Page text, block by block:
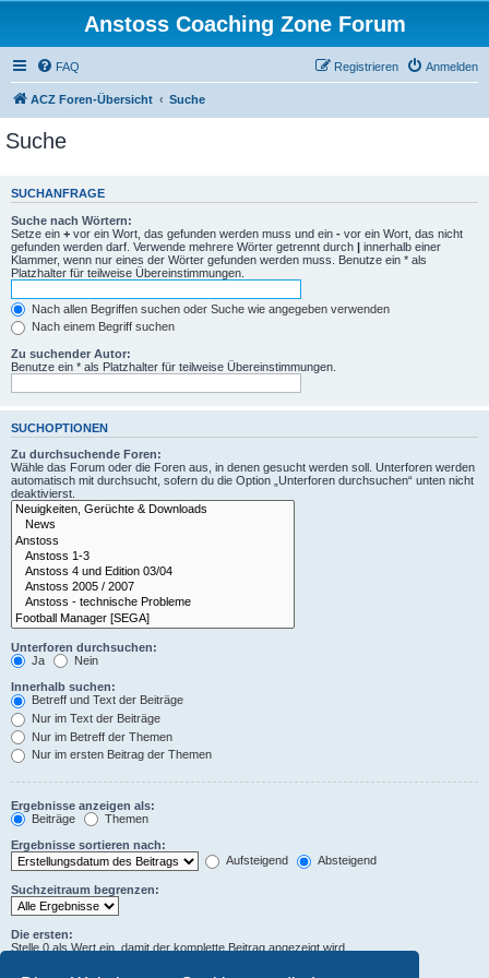
Anstoss Coaching Zone Forum
FAQ Anmelden
Registrieren
ACZ Foren-Übersicht Suche
Suche
SUCHANFRAGE
Suche nach Wörtern:
Setze ein + vor ein Wort, das gefunden werden muss und ein - vor ein Wort, das nicht
gefunden werden darf. Verwende mehrere Wörter getrennt durch | innerhalb einer
Klammer, wenn nur eines der Wörter gefunden werden muss. Benutze ein * als
Platzhalter für teilweise Übereinstimmungen.
Nach allen Begriffen suchen oder Suche wie angegeben verwenden
Nach einem Begriff suchen
Zu suchender Autor:
Benutze ein * als Platzhalter für teilweise Übereinstimmungen.
SUCHOPTIONEN
Zu durchsuchende Foren:
Wähle das Forum oder die Foren aus, in denen gesucht werden soll. Unterforen werden
automatisch mit durchsucht, sofern du die Option „Unterforen durchsuchen“ unten nicht
deaktivierst.
Unterforen durchsuchen:
Ja
Nein
Innerhalb suchen:
Betreff und Text der Beiträge
Nur im Text der Beiträge
Nur im Betreff der Themen
Nur im ersten Beitrag der Themen
Ergebnisse anzeigen als:
Beiträge
Themen
Ergebnisse sortieren nach:
Aufsteigend
Absteigend
Suchzeitraum begrenzen:
Die ersten:
Stelle 0 als Wert ein, damit der komplette Beitrag angezeigt wird.